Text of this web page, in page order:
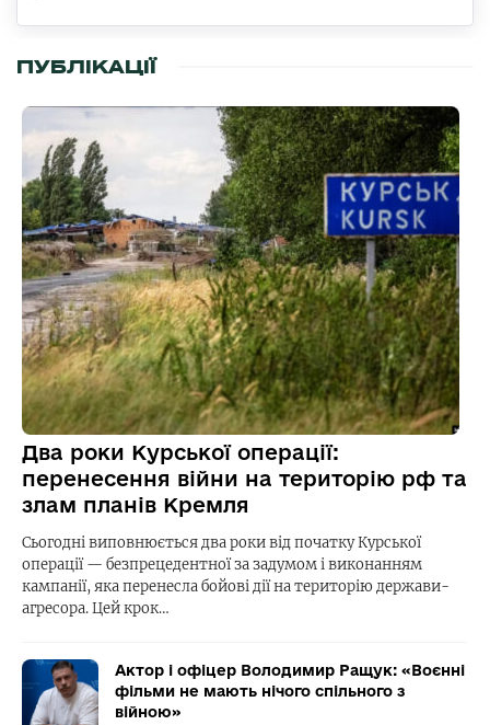
ПУБЛІКАЦІЇ
Два роки Курської операції:
перенесення війни на територію рф та
злам планів Кремля
Сьогодні виповнюється два роки від початку Курської
операції — безпрецедентної за задумом і виконанням
кампанії, яка перенесла бойові дії на територію держави-
агресора. Цей крок…
Актор і офіцер Володимир Ращук: «Воєнні
фільми не мають нічого спільного з
війною»